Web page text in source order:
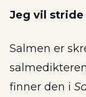
Jeg vil
Salmen er
finner den i